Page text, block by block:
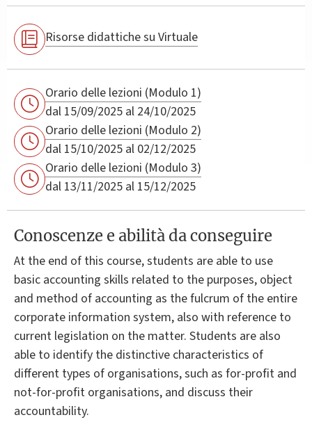
Risorse didattiche su Virtuale
Orario delle lezioni (Modulo 1)
dal 15/09/2025 al 24/10/2025
Orario delle lezioni (Modulo 2)
dal 15/10/2025 al 02/12/2025
Orario delle lezioni (Modulo 3)
dal 13/11/2025 al 15/12/2025
Conoscenze e abilità da conseguire
At the end of this course, students are able to use
basic accounting skills related to the purposes, object
and method of accounting as the fulcrum of the entire
corporate information system, also with reference to
current legislation on the matter. Students are also
able to identify the distinctive characteristics of
different types of organisations, such as for-profit and
not-for-profit organisations, and discuss their
accountability.